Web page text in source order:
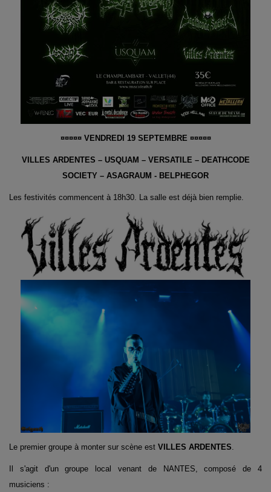
¤¤¤¤¤ VENDREDI 19 SEPTEMBRE ¤¤¤¤¤
VILLES ARDENTES – USQUAM – VERSATILE – DEATHCODE
SOCIETY – ASAGRAUM - BELPHEGOR
Les festivités commencent à 18h30. La salle est déjà bien remplie.
Le premier groupe à monter sur scène est VILLES ARDENTES.
Il s'agit d'un groupe local venant de NANTES, composé de 4
musiciens :